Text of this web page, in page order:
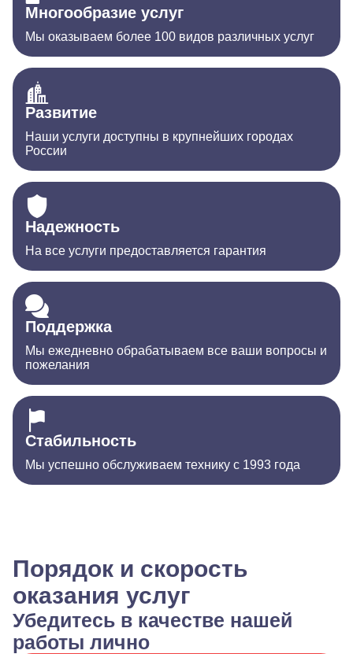
Многообразие услуг
Мы оказываем более 100 видов различных услуг
Развитие
Наши услуги доступны в крупнейших городах
России
Надежность
На все услуги предоставляется гарантия
Поддержка
Мы ежедневно обрабатываем все ваши вопросы и
пожелания
Стабильность
Мы успешно обслуживаем технику с 1993 года
Порядок и скорость
оказания услуг
Убедитесь в качестве нашей
работы лично